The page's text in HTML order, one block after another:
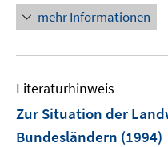
mehr Informationen
Literaturhinweis
Zur Situation der
Bundesländern (1994)